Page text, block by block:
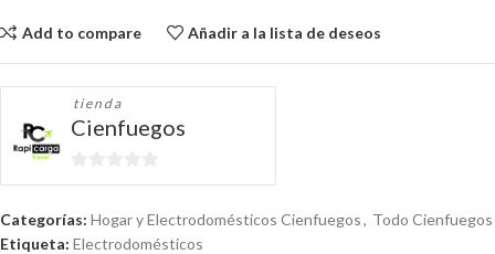
Add to compare Añadir a la lista de deseos
tienda
Cienfuegos
0
Categorías: Hogar y Electrodomésticos Cienfuegos, Todo Cienfuegos
Etiqueta: Electrodomésticos